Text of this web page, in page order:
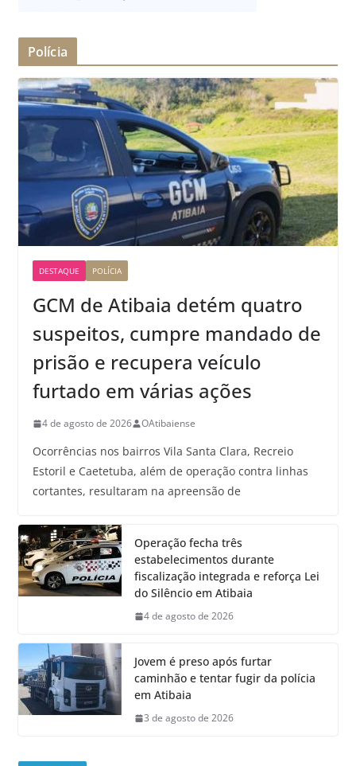
Polícia
DESTAQUE POLÍCIA
GCM de Atibaia detém quatro
suspeitos, cumpre mandado de
prisão e recupera veículo
furtado em várias ações
4 de agosto de 2026 OAtibaiense
Ocorrências nos bairros Vila Santa Clara, Recreio
Estoril e Caetetuba, além de operação contra linhas
cortantes, resultaram na apreensão de
Operação fecha três
estabelecimentos durante
fiscalização integrada e reforça Lei
do Silêncio em Atibaia
4 de agosto de 2026
Jovem é preso após furtar
caminhão e tentar fugir da polícia
em Atibaia
3 de agosto de 2026